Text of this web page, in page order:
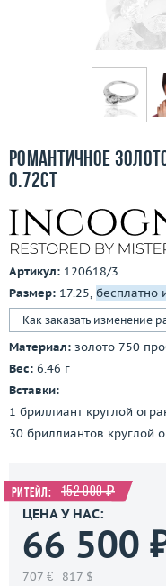
Бесплатная доставка
Покупка и оплата
Контакты
3D-тур по шоуруму
Романтичное
0.72ct
Артикул: 120618/3
Размер: 17.25, бесплатно
Как заказать изменение
Материал: золото 750
Вес: 6.46 г
Вставки:
1 бриллиант круглой
30 бриллиантов круглой
Ритейл: 152 000 ₽
ЦЕНА У НАС:
66 500
707 € 817 $